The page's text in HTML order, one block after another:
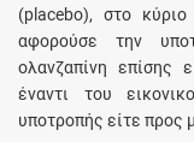
(placebo), στο
αφορούσε την
ολανζαπίνη επίσης
έναντι του
υποτροπής είτε προς